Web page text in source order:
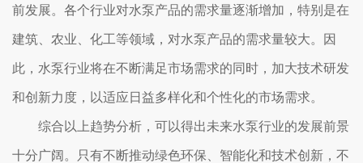
前发展。各个行业对水泵产品的需求量逐渐增加，特别是在
建筑、农业、化工等领域，对水泵产品的需求量较大。因
此，水泵行业将在不断满足市场需求的同时，加大技术研发
和创新力度，以适应日益多样化和个性化的市场需求。
综合以上趋势分析，可以得出未来水泵行业的发展前景
十分广阔。只有不断推动绿色环保、智能化和技术创新，不